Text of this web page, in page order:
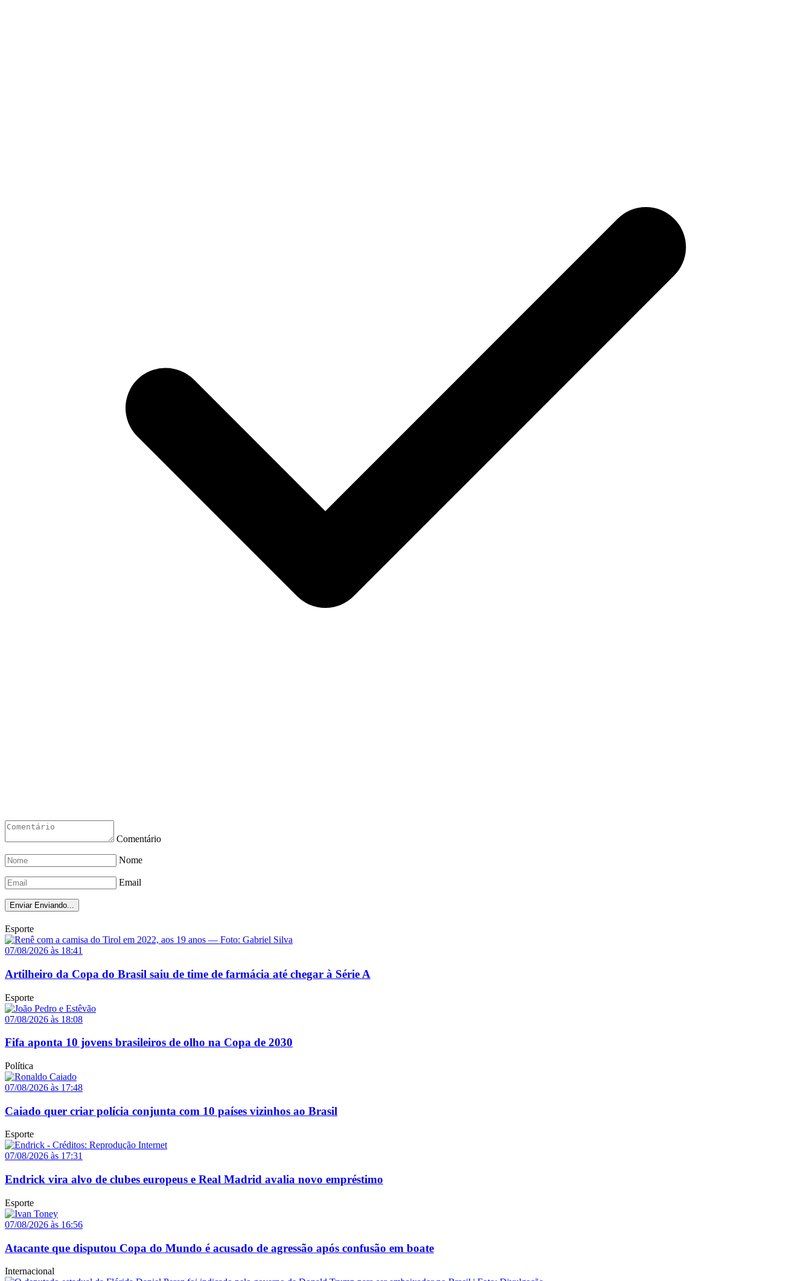
Comentário
Nome
Email
Enviar Enviando...
Esporte
07/08/2026 às 18:41
Artilheiro da Copa do Brasil saiu de time de farmácia até chegar à Série A
Esporte
07/08/2026 às 18:08
Fifa aponta 10 jovens brasileiros de olho na Copa de 2030
Política
07/08/2026 às 17:48
Caiado quer criar polícia conjunta com 10 países vizinhos ao Brasil
Esporte
07/08/2026 às 17:31
Endrick vira alvo de clubes europeus e Real Madrid avalia novo empréstimo
Esporte
07/08/2026 às 16:56
Atacante que disputou Copa do Mundo é acusado de agressão após confusão em boate
Internacional